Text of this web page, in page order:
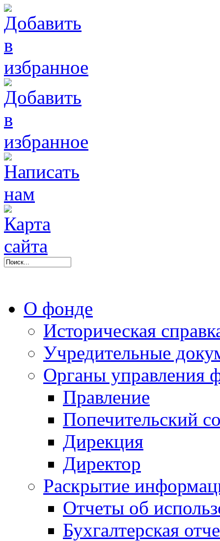
О фонде
Историческая
Учредительные
Органы управления
Правление
Попечительский
Дирекция
Директор
Раскрытие
Отчеты об
Бухгалтерская